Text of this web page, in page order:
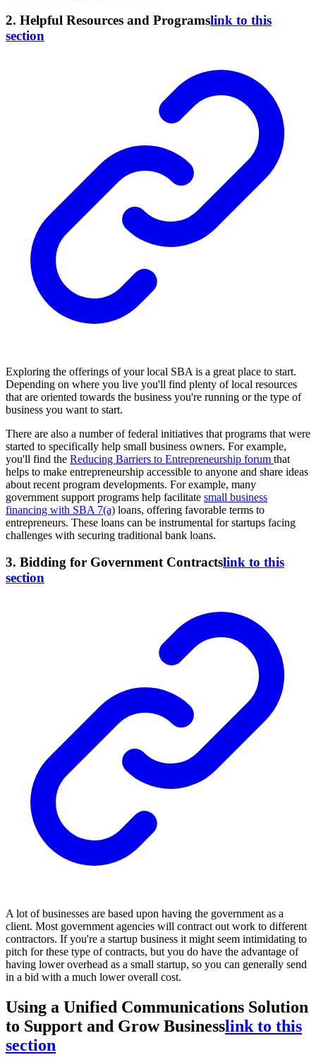
2. Helpful Resources and Programslink to this
section
Exploring the offerings of your local SBA is a great place to start.
Depending on where you live you'll find plenty of local resources
that are oriented towards the business you're running or the type of
business you want to start.
There are also a number of federal initiatives that programs that were
started to specifically help small business owners. For example,
you'll find the Reducing Barriers to Entrepreneurship forum that
helps to make entrepreneurship accessible to anyone and share ideas
about recent program developments. For example, many
government support programs help facilitate small business
financing with SBA 7(a) loans, offering favorable terms to
entrepreneurs. These loans can be instrumental for startups facing
challenges with securing traditional bank loans.
3. Bidding for Government Contractslink to this
section
A lot of businesses are based upon having the government as a
client. Most government agencies will contract out work to different
contractors. If you're a startup business it might seem intimidating to
pitch for these type of contracts, but you do have the advantage of
having lower overhead as a small startup, so you can generally send
in a bid with a much lower overall cost.
Using a Unified Communications Solution
to Support and Grow Businesslink to this
section